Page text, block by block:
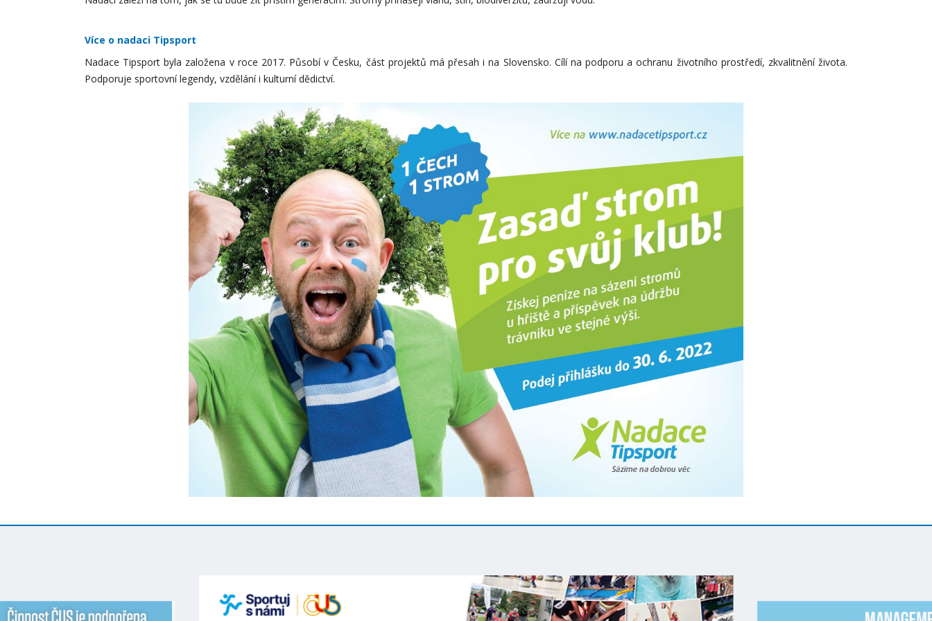
Více o nadaci Tipsport
Nadace Tipsport byla založena v roce 2017. Působí v Česku, část projektů má přesah i na Slovensko. Cílí na podporu a ochranu životního prostředí, zkvalitnění života.
Podporuje sportovní legendy, vzdělání i kulturní dědictví.